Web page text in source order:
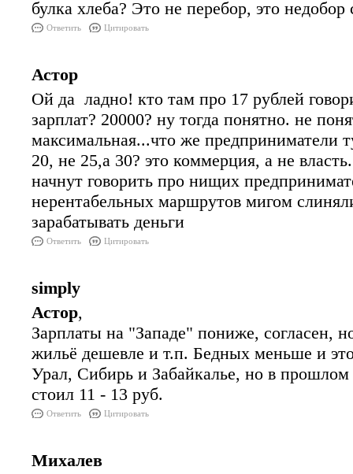
булка хлеба? Это не перебор, это
Ответить Цитировать
Астор
Ой да ладно! кто там про 17 рублей
зарплат? 20000? ну тогда понятно. не
максимальная...что же предприниматели
20, не 25,а 30? это коммерция, а не
начнут говорить про нищих
нерентабельных маршрутов мигом
зарабатывать деньги
Ответить Цитировать
simply
Астор,
Зарплаты на "Западе" пониже, согласен,
жильё дешевле и т.п. Бедных меньше и
Урал, Сибирь и Забайкалье, но в прошлом
стоил 11 - 13 руб.
Ответить Цитировать
Михалев